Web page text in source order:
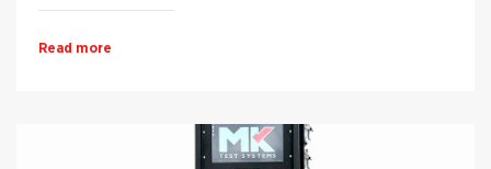
Read more